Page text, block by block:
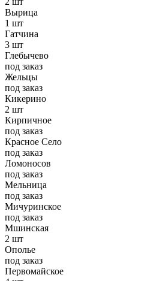
Вырица
1 шт
Гатчина
3 шт
Глебычево
под заказ
Жельцы
под заказ
Кикерино
2 шт
Кирпичное
под заказ
Красное Село
под заказ
Ломоносов
под заказ
Мельница
под заказ
Мичуринское
под заказ
Мшинская
2 шт
Ополье
под заказ
Первомайское